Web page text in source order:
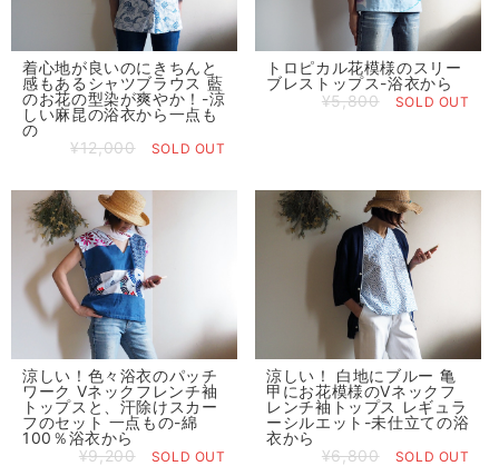
着心地が良いのにきちんと
感もあるシャツブラウス 藍
のお花の型染が爽やか！-涼
しい麻昆の浴衣から一点も
の
¥12,000
SOLD OUT
トロピカル花模様のスリー
ブレストップス-浴衣から
¥5,800
SOLD OUT
涼しい！色々浴衣のパッチ
ワーク Vネックフレンチ袖
トップスと、汗除けスカー
フのセット 一点もの-綿
100％浴衣から
¥9,200
SOLD OUT
涼しい！ 白地にブルー 亀
甲にお花模様のVネックフ
レンチ袖トップス レギュラ
ーシルエット-未仕立ての浴
衣から
¥6,800
SOLD OUT